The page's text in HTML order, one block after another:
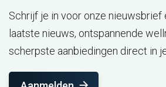
Schrijf je in voor onze nieuwsbrief
laatste nieuws, ontspannende
scherpste aanbiedingen direct in